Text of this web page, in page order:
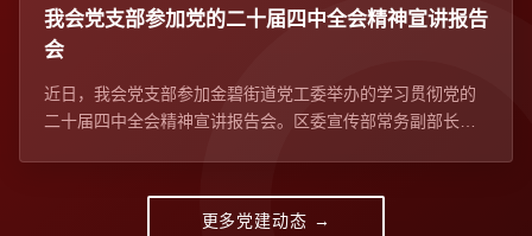
我会党支部参加党的二十届四中全会精神宣讲报告
会​
近日，我会党支部参加金碧街道党工委举办的学习贯彻党的
二十届四中全会精神宣讲报告会。区委宣传部常务副部长、
更多党建动态 →